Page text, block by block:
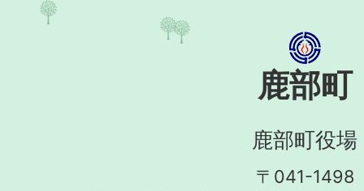
鹿部町
鹿部町役場
〒041-1498